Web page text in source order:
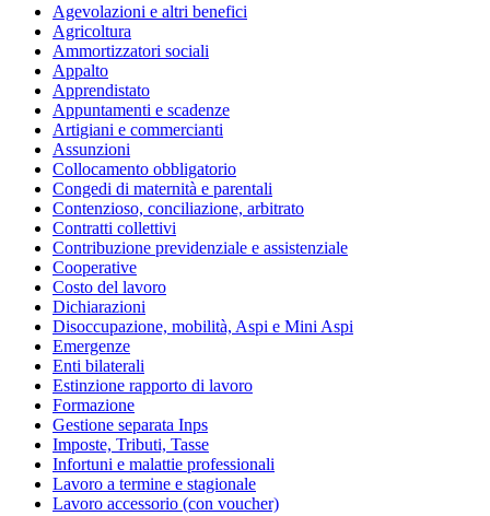
Agevolazioni e altri benefici
Agricoltura
Ammortizzatori sociali
Appalto
Apprendistato
Appuntamenti e scadenze
Artigiani e commercianti
Assunzioni
Collocamento obbligatorio
Congedi di maternità e parentali
Contenzioso, conciliazione, arbitrato
Contratti collettivi
Contribuzione previdenziale e assistenziale
Cooperative
Costo del lavoro
Dichiarazioni
Disoccupazione, mobilità, Aspi e Mini Aspi
Emergenze
Enti bilaterali
Estinzione rapporto di lavoro
Formazione
Gestione separata Inps
Imposte, Tributi, Tasse
Infortuni e malattie professionali
Lavoro a termine e stagionale
Lavoro accessorio (con voucher)